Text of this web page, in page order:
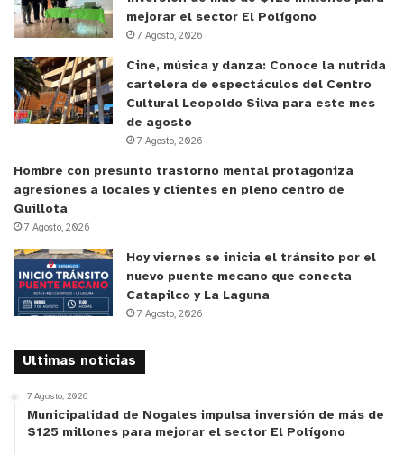
mejorar el sector El Polígono
7 Agosto, 2026
Cine, música y danza: Conoce la nutrida
cartelera de espectáculos del Centro
Cultural Leopoldo Silva para este mes
de agosto
7 Agosto, 2026
Hombre con presunto trastorno mental protagoniza
agresiones a locales y clientes en pleno centro de
Quillota
7 Agosto, 2026
Hoy viernes se inicia el tránsito por el
nuevo puente mecano que conecta
Catapilco y La Laguna
7 Agosto, 2026
Ultimas noticias
7 Agosto, 2026
Municipalidad de Nogales impulsa inversión de más de
$125 millones para mejorar el sector El Polígono